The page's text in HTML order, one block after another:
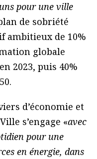
pour une ville
de sobriété
ambitieux de 10%
globale
2023, puis 40%
d’économie et
s’engage «avec
pour une
en énergie, dans